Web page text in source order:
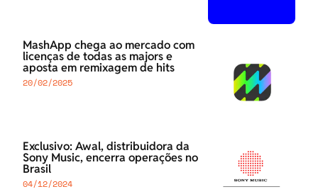
MashApp chega ao mercado com
licenças de todas as majors e
aposta em remixagem de hits
20/02/2025
Exclusivo: Awal, distribuidora da
Sony Music, encerra operações no
Brasil
04/12/2024